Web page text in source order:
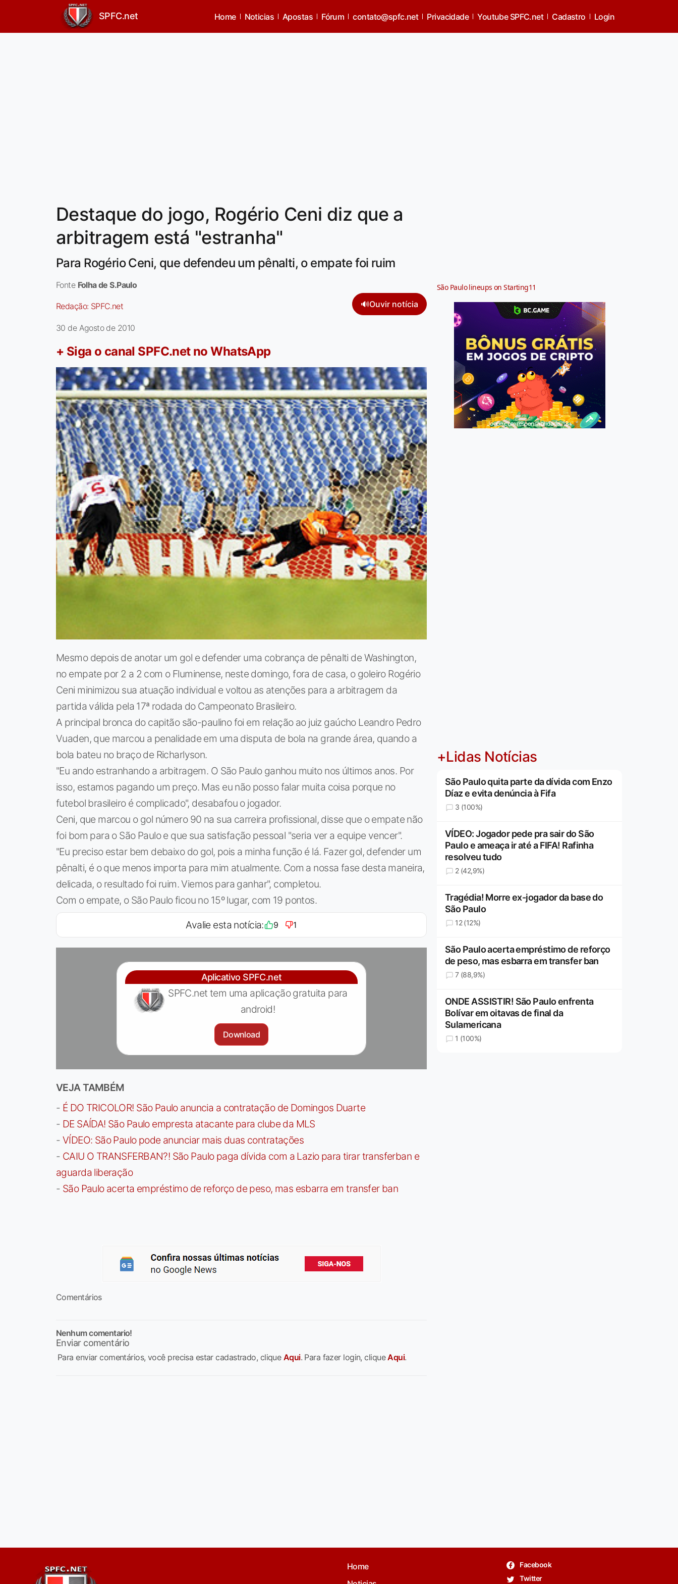
SPFC.net Home Noticias Apostas Fórum contato@spfc.net Privacidade Youtube SPFC.net Cadastro Login
Destaque do jogo, Rogério Ceni diz que a
arbitragem está "estranha"
Para Rogério Ceni, que defendeu um pênalti, o empate foi ruim
Fonte Folha de S.Paulo
Redação: SPFC.net 🔊Ouvir notícia
30 de Agosto de 2010
+ Siga o canal SPFC.net no WhatsApp
Mesmo depois de anotar um gol e defender uma cobrança de pênalti de Washington,
no empate por 2 a 2 com o Fluminense, neste domingo, fora de casa, o goleiro Rogério
Ceni minimizou sua atuação individual e voltou as atenções para a arbitragem da
partida válida pela 17ª rodada do Campeonato Brasileiro.
A principal bronca do capitão são-paulino foi em relação ao juiz gaúcho Leandro Pedro
Vuaden, que marcou a penalidade em uma disputa de bola na grande área, quando a
bola bateu no braço de Richarlyson.
"Eu ando estranhando a arbitragem. O São Paulo ganhou muito nos últimos anos. Por
isso, estamos pagando um preço. Mas eu não posso falar muita coisa porque no
futebol brasileiro é complicado", desabafou o jogador.
Ceni, que marcou o gol número 90 na sua carreira profissional, disse que o empate não
foi bom para o São Paulo e que sua satisfação pessoal "seria ver a equipe vencer".
"Eu preciso estar bem debaixo do gol, pois a minha função é lá. Fazer gol, defender um
pênalti, é o que menos importa para mim atualmente. Com a nossa fase desta maneira,
delicada, o resultado foi ruim. Viemos para ganhar", completou.
Com o empate, o São Paulo ficou no 15º lugar, com 19 pontos.
Avalie esta notícia: 9 1
Aplicativo SPFC.net
SPFC.net tem uma aplicação gratuita para
android!
Download
VEJA TAMBÉM
- É DO TRICOLOR! São Paulo anuncia a contratação de Domingos Duarte
- DE SAÍDA! São Paulo empresta atacante para clube da MLS
- VÍDEO: São Paulo pode anunciar mais duas contratações
- CAIU O TRANSFERBAN?! São Paulo paga dívida com a Lazio para tirar transferban e
aguarda liberação
- São Paulo acerta empréstimo de reforço de peso, mas esbarra em transfer ban
Comentários
Nenhum comentario!
Enviar comentário
Para enviar comentários, você precisa estar cadastrado, clique Aqui. Para fazer login, cliqueAqui.
São Paulo lineups on Starting11
Jogue com responsabilidade. 18+
+Lidas Notícias
São Paulo quita parte da dívida com Enzo
Díaz e evita denúncia à Fifa
3 (100%)
VÍDEO: Jogador pede pra sair do São
Paulo e ameaça ir até a FIFA! Rafinha
resolveu tudo
2 (42,9%)
Tragédia! Morre ex-jogador da base do
São Paulo
12 (12%)
São Paulo acerta empréstimo de reforço
de peso, mas esbarra em transfer ban
7 (88,9%)
ONDE ASSISTIR! São Paulo enfrenta
Bolívar em oitavas de final da
Sulamericana
1 (100%)
Home
Facebook
Twitter